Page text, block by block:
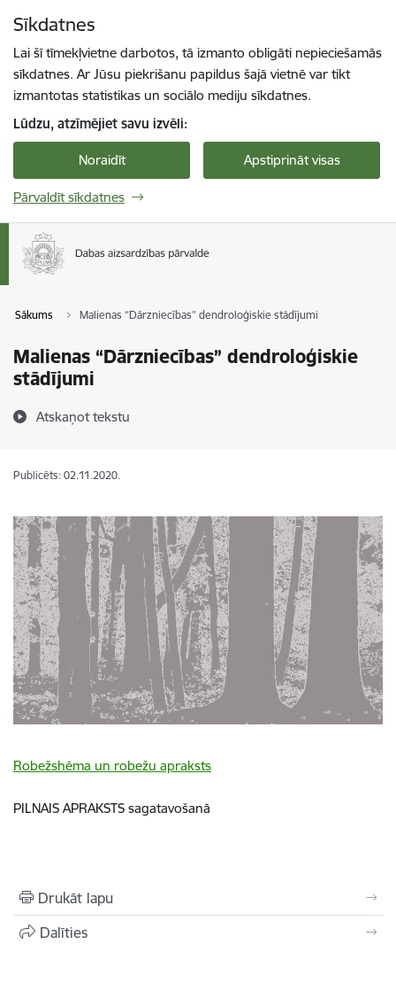
Sīkdatnes
Lai šī tīmekļvietne darbotos, tā izmanto obligāti nepieciešamās
sīkdatnes. Ar Jūsu piekrišanu papildus šajā vietnē var tikt
izmantotas statistikas un sociālo mediju sīkdatnes.
Lūdzu, atzīmējiet savu izvēli:
Noraidīt Apstiprināt visas
Pārvaldīt sīkdatnes
Sākums Malienas “Dārzniecības” dendroloģiskie stādījumi
Malienas “Dārzniecības” dendroloģiskie
stādījumi
Atskaņot tekstu
Publicēts: 02.11.2020.
Robežshēma un robežu apraksts
PILNAIS APRAKSTS sagatavošanā
Drukāt lapu
Dalīties